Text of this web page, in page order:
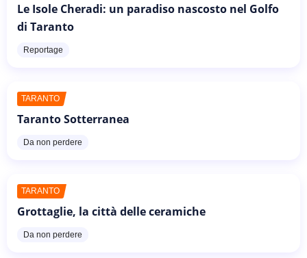
Le Isole Cheradi: un paradiso nascosto nel Golfo
di Taranto
Reportage
TARANTO
Taranto Sotterranea
Da non perdere
TARANTO
Grottaglie, la città delle ceramiche
Da non perdere